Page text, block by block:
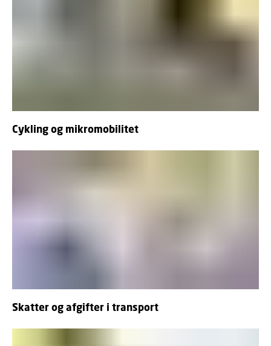
Cykling og mikromobilitet
Skatter og afgifter i transport